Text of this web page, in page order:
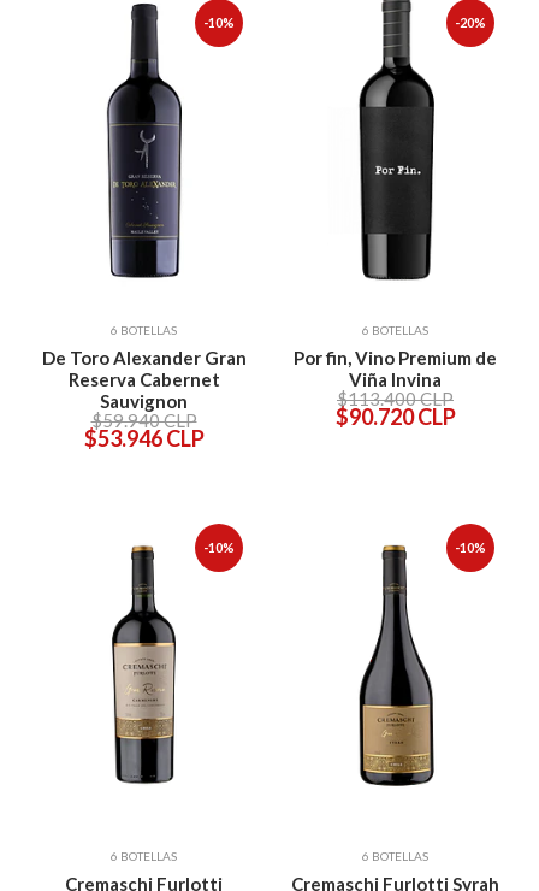
-10%
6 BOTELLAS
De Toro Alexander Gran
Reserva Cabernet
Sauvignon
$59.940 CLP
$53.946 CLP
-20%
6 BOTELLAS
Por fin, Vino Premium de
Viña Invina
$113.400 CLP
$90.720 CLP
-10%
6 BOTELLAS
Cremaschi Furlotti
-10%
6 BOTELLAS
Cremaschi Furlotti Syrah